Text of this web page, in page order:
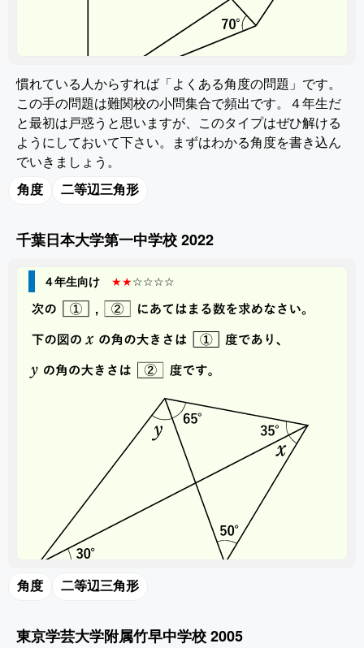
慣れている人からすれば「よくある角度の問題」です。
この手の問題は難関校の小問集合で頻出です。４年生だ
と最初は戸惑うと思いますが、このタイプはぜひ解ける
ようにしておいて下さい。まずはわかる角度を書き込ん
でいきましょう。
角度 二等辺三角形
千葉日本大学第一中学校 2022
４年生向け ★★☆☆☆☆
角度 二等辺三角形
東京学芸大学附属竹早中学校 2005